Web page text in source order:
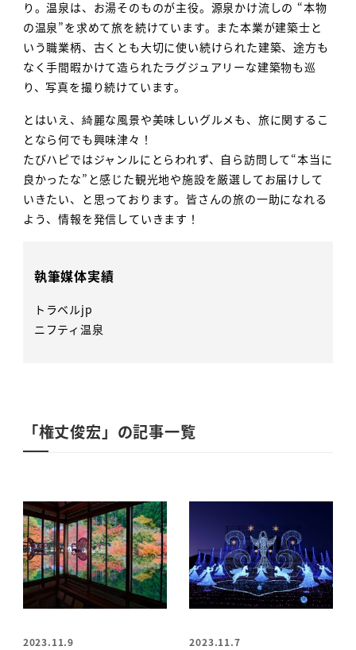
り。温泉は、お湯そのものが主役。源泉かけ流しの “本物
の温泉”を求めて旅を続けています。また本業が建築士と
いう職業柄、古くとも大切に使い続けられた建築、途方も
なく手間暇かけて造られたラグジュアリーな建築物も巡
り、写真を撮り続けています。
とはいえ、綺麗な風景や美味しいグルメも、旅に関するこ
となら何でも興味津々！
たびハピではジャンルにとらわれず、自ら訪問して“本当に
良かったな”と感じた観光地や施設を厳選してお届けして
いきたい、と思っております。皆さんの旅の一助になれる
よう、情報を発信していきます！
執筆媒体実績
トラベルjp
ニフティ温泉
「権丈俊宏」の記事一覧
2023.11.9 2023.11.7